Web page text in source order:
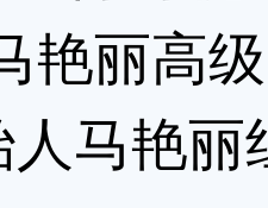
艳丽高
人马艳